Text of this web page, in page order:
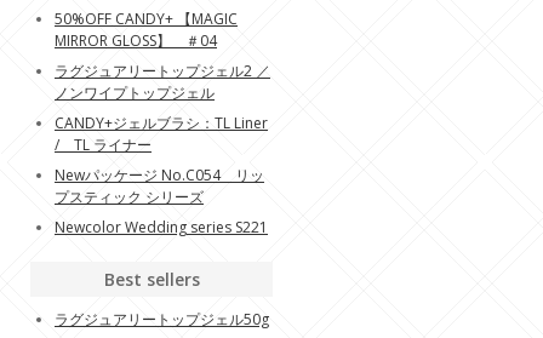
50%OFF CANDY+ 【MAGIC
MIRROR GLOSS】 ＃04
ラグジュアリートップジェル2 ／
ノンワイプトップジェル
CANDY+ジェルブラシ：TL Liner
/ TL ライナー
Newパッケージ No.C054 リッ
プスティック シリーズ
Newcolor Wedding series S221
Best sellers
ラグジュアリートップジェル50g